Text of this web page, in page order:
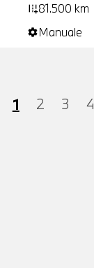
add_road81.500 km
settingsManuale
1 2 3 4